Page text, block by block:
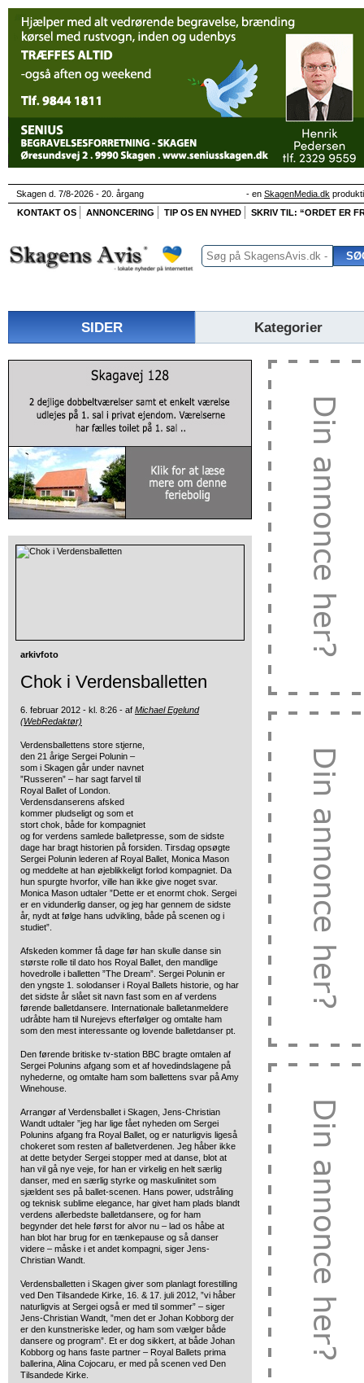
Skagen d. 7/8-2026 - 20. årgang - en SkagenMedia.dk
KONTAKT OS
ANNONCERING TIP OS EN NYHED SKRIV TIL: “ORDET ER
SIDER Kategorier
arkivfoto
Chok i Verdensballetten
6. februar 2012 - kl. 8:26 - af Michael Egelund
(WebRedaktør)
Verdensballettens store stjerne,
den 21 årige Sergei Polunin –
som i Skagen går under navnet
”Russeren” – har sagt farvel til
Royal Ballet of London.
Verdensdanserens afsked
kommer pludseligt og som et
stort chok, både for kompagniet
og for verdens samlede balletpresse, som de sidste
dage har bragt historien på forsiden. Tirsdag opsøgte
Sergei Polunin lederen af Royal Ballet, Monica Mason
og meddelte at han øjeblikkeligt forlod kompagniet. Da
hun spurgte hvorfor, ville han ikke give noget svar.
Monica Mason udtaler ”Dette er et enormt chok. Sergei
er en vidunderlig danser, og jeg har gennem de sidste
år, nydt at følge hans udvikling, både på scenen og i
studiet”.
Afskeden kommer få dage før han skulle danse sin
største rolle til dato hos Royal Ballet, den mandlige
hovedrolle i balletten ”The Dream”. Sergei Polunin er
den yngste 1. solodanser i Royal Ballets historie, og har
det sidste år slået sit navn fast som en af verdens
førende balletdansere. Internationale balletanmeldere
udråbte ham til Nurejevs efterfølger og omtalte ham
som den mest interessante og lovende balletdanser pt.
Den førende britiske tv-station BBC bragte omtalen af
Sergei Polunins afgang som et af hovedindslagene på
nyhederne, og omtalte ham som ballettens svar på Amy
Winehouse.
Arrangør af Verdensballet i Skagen, Jens-Christian
Wandt udtaler ”jeg har lige fået nyheden om Sergei
Polunins afgang fra Royal Ballet, og er naturligvis ligeså
chokeret som resten af balletverdenen. Jeg håber ikke
at dette betyder Sergei stopper med at danse, blot at
han vil gå nye veje, for han er virkelig en helt særlig
danser, med en særlig styrke og maskulinitet som
sjældent ses på ballet-scenen. Hans power, udstråling
og teknisk sublime elegance, har givet ham plads blandt
verdens allerbedste balletdansere, og for ham
begynder det hele først for alvor nu – lad os håbe at
han blot har brug for en tænkepause og så danser
videre – måske i et andet kompagni, siger Jens-
Christian Wandt.
Verdensballetten i Skagen giver som planlagt forestilling
ved Den Tilsandede Kirke, 16. & 17. juli 2012, ”vi håber
naturligvis at Sergei også er med til sommer” – siger
Jens-Christian Wandt, ”men det er Johan Kobborg der
er den kunstneriske leder, og ham som vælger både
dansere og program”. Et er dog sikkert, at både Johan
Kobborg og hans faste partner – Royal Ballets prima
ballerina, Alina Cojocaru, er med på scenen ved Den
Tilsandede Kirke.